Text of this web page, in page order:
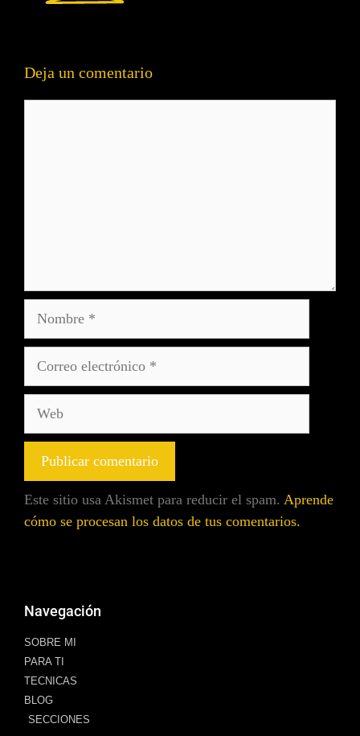
Deja un comentario
Este sitio usa Akismet para reducir el spam. Aprende
cómo se procesan los datos de tus comentarios.
Navegación
SOBRE MI
PARA TI
TECNICAS
BLOG
SECCIONES